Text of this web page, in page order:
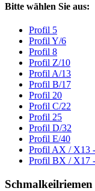
Bitte wählen Sie aus:
Profil 5
Profil Y/6
Profil 8
Profil Z/10
Profil A/13
Profil B/17
Profil 20
Profil C/22
Profil 25
Profil D/32
Profil E/40
Profil AX / X13
Profil BX / X17